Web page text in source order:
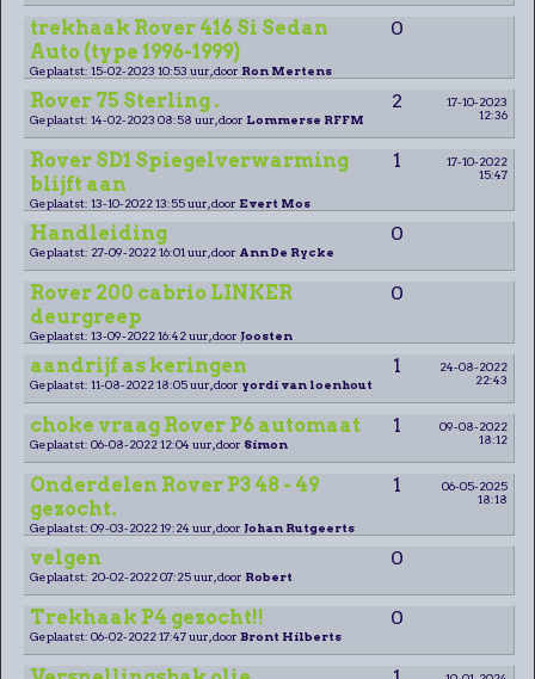
trekhaak Rover 416 Si Sedan
Auto (type 1996-1999)
0
Geplaatst: 15-02-2023 10:53 uur, door Ron Mertens
Rover 75 Sterling . 2
17-10-2023
12:36
Geplaatst: 14-02-2023 08:58 uur, door Lommerse RFFM
Rover SD1 Spiegelverwarming
blijft aan
1
17-10-2022
15:47
Geplaatst: 13-10-2022 13:55 uur, door Evert Mos
Handleiding 0
Geplaatst: 27-09-2022 16:01 uur, door Ann De Rycke
Rover 200 cabrio LINKER
deurgreep
0
Geplaatst: 13-09-2022 16:42 uur, door Joosten
aandrijf as keringen 1
24-08-2022
22:43
Geplaatst: 11-08-2022 18:05 uur, door yordi van loenhout
choke vraag Rover P6 automaat 1
09-08-2022
18:12
Geplaatst: 06-08-2022 12:04 uur, door Simon
Onderdelen Rover P3 48 - 49
gezocht.
1
06-05-2025
18:18
Geplaatst: 09-03-2022 19:24 uur, door Johan Rutgeerts
velgen 0
Geplaatst: 20-02-2022 07:25 uur, door Robert
Trekhaak P4 gezocht!! 0
Geplaatst: 06-02-2022 17:47 uur, door Bront Hilberts